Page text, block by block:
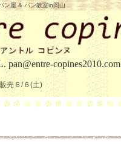
ン屋 & パン教室in岡山
pan@entre-copines2010.com
売６/６(土)